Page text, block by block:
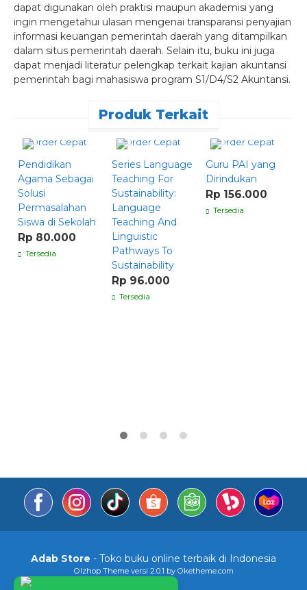
dapat digunakan oleh praktisi maupun akademisi yang
ingin mengetahui ulasan mengenai transparansi penyajian
informasi keuangan pemerintah daerah yang ditampilkan
dalam situs pemerintah daerah. Selain itu, buku ini juga
dapat menjadi literatur pelengkap terkait kajian akuntansi
pemerintah bagi mahasiswa program S1/D4/S2 Akuntansi.
Produk Terkait
Order Cepat
Pendidikan
Agama Sebagai
Solusi
Permasalahan
Siswa di Sekolah
Rp 80.000
Tersedia
Order Cepat
Series Language
Teaching For
Sustainability:
Language
Teaching And
Linguistic
Pathways To
Sustainability
Rp 96.000
Tersedia
Order Cepat
Guru PAI yang
Dirindukan
Rp 156.000
Tersedia
Adab Store - Toko buku online terbaik di Indonesia
Olzhop Themeversi 2.0.1 by Oketheme.com